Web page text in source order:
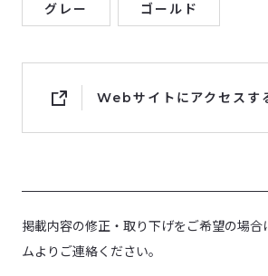
グレー ゴールド
Webサイトにアクセスす
掲載内容の修正・取り下げをご希望の場合
ムよりご連絡ください。